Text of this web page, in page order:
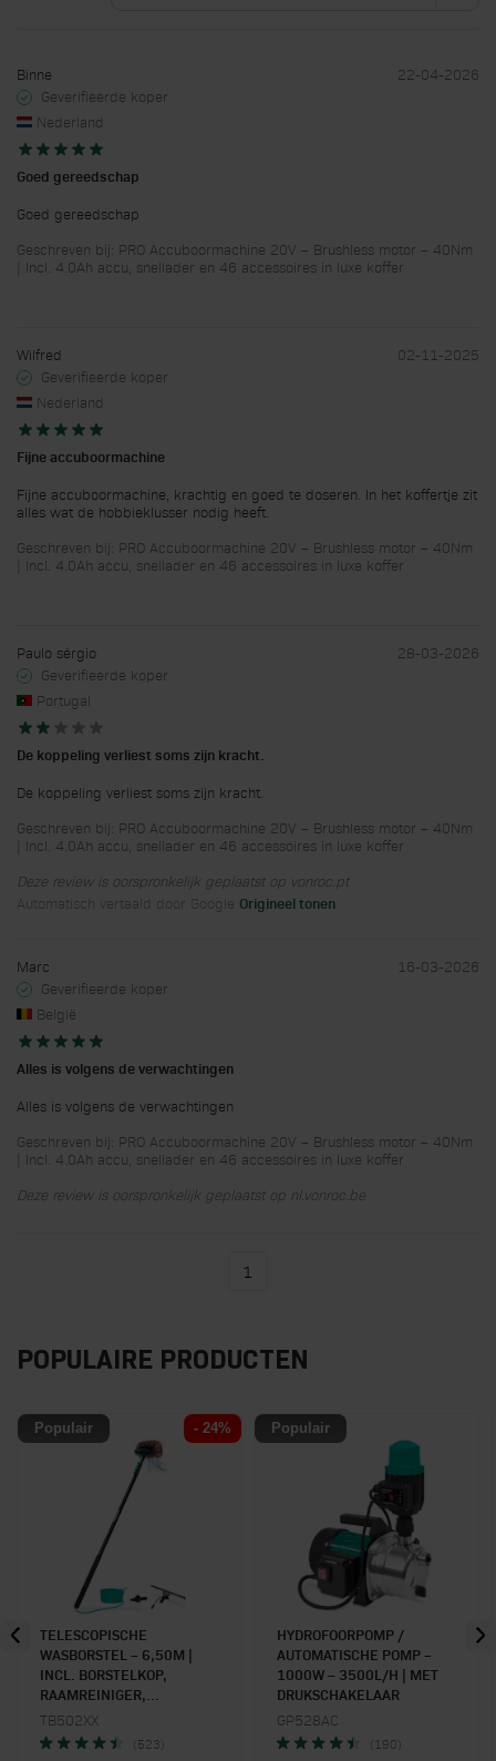
Binne
Geverifieerde koper
Nederland
22-04-2026
Goed gereedschap
Goed gereedschap
Geschreven bij: PRO Accuboormachine 20V – Brushless motor – 40Nm
| Incl. 4.0Ah accu, snellader en 46 accessoires in luxe koffer
Wilfred
Geverifieerde koper
Nederland
02-11-2025
Fijne accuboormachine
Fijne accuboormachine, krachtig en goed te doseren. In het koffertje zit
alles wat de hobbieklusser nodig heeft.
Geschreven bij: PRO Accuboormachine 20V – Brushless motor – 40Nm
| Incl. 4.0Ah accu, snellader en 46 accessoires in luxe koffer
Paulo sérgio
Geverifieerde koper
Portugal
28-03-2026
De koppeling verliest soms zijn kracht.
De koppeling verliest soms zijn kracht.
Geschreven bij: PRO Accuboormachine 20V – Brushless motor – 40Nm
| Incl. 4.0Ah accu, snellader en 46 accessoires in luxe koffer
Deze review is oorspronkelijk geplaatst op vonroc.pt
Automatisch vertaald door Google Origineel tonen
Marc
Geverifieerde koper
België
16-03-2026
Alles is volgens de verwachtingen
Alles is volgens de verwachtingen
Geschreven bij: PRO Accuboormachine 20V – Brushless motor – 40Nm
| Incl. 4.0Ah accu, snellader en 46 accessoires in luxe koffer
Deze review is oorspronkelijk geplaatst op nl.vonroc.be
1
U lees momenteel pagina
POPULAIRE PRODUCTEN
- 24%
Populair
TELESCOPISCHE
WASBORSTEL – 6,50M |
INCL. BORSTELKOP,
RAAMREINIGER,
WATERSLANG EN
ZEEPDISPENSER
TB502XX
(523)
Populair
HYDROFOORPOMP /
AUTOMATISCHE POMP –
1000W – 3500L/H | MET
DRUKSCHAKELAAR
GP528AC
(190)